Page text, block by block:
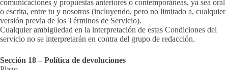
comunicaciones y propuestas anteriores o contemporáneas, ya sea oral
o escrita, entre tu y nosotros (incluyendo, pero no limitado a, cualquier
versión previa de los Términos de Servicio).
Cualquier ambigüedad en la interpretación de estas Condiciones del
servicio no se interpretarán en contra del grupo de redacción.
Sección 18 – Política de devoluciones